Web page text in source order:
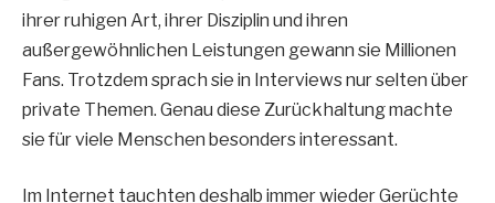
ihrer ruhigen Art, ihrer Disziplin und ihren
außergewöhnlichen Leistungen gewann sie Millionen
Fans. Trotzdem sprach sie in Interviews nur selten über
private Themen. Genau diese Zurückhaltung machte
sie für viele Menschen besonders interessant.
Im Internet tauchten deshalb immer wieder Gerüchte